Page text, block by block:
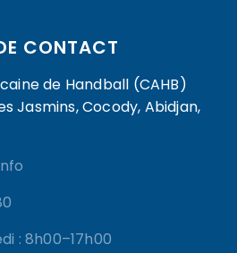
CONTACT
de Handball (CAHB)
Jasmins, Cocody, Abidjan,
: 8h00–17h00